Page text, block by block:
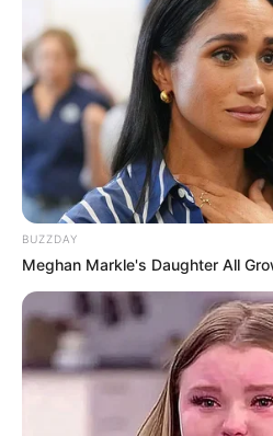
BUZZDAY
Meghan Markle's Daughter All